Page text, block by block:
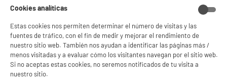
Tu opinión nos interesa
Cada día nos permite mejorar nuestros productos y
servicios, para ofrecerte una mejor experiencia. Este es
un pequeño aviso para usted, pero de gran ayuda para
Rechazar todas
BIENVENIDO a ELECTRO
DEPOT
Cookies analíticas
Estas cookies nos permiten determinar el número de visitas y las
fuentes de tráfico, con el fin de medir y mejorar el rendimiento de
nuestro sitio web. También nos ayudan a identificar las páginas más /
menos visitadas y a evaluar cómo los visitantes navegan por el sitio web.
Si no aceptas estas cookies, no seremos notificados de tu visita a
nuestro sitio.